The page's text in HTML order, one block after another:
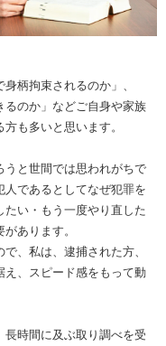
柄拘束されるのか」、
るのか」などご自身や家族
も多いと思います。
うと世間では思われがちで
であるとしてなぜ犯罪を
い・もう一度やり直した
あります。
、私は、逮捕された方、
、スピード感をもって動
時間に及ぶ取り調べを受